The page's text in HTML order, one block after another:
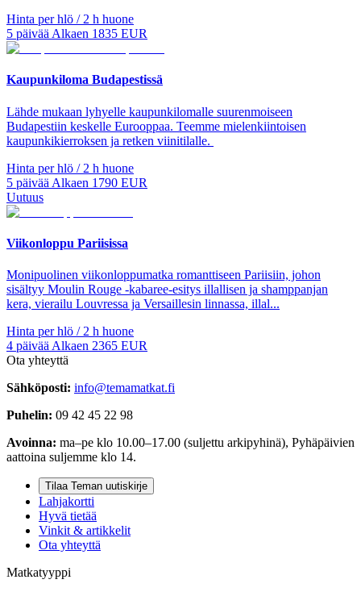
Hinta per hlö / 2 h huone
5 päivää Alkaen 1835 EUR
Kaupunkiloma Budapestissä
Lähde mukaan lyhyelle kaupunkilomalle suurenmoiseen
Budapestiin keskelle Eurooppaa. Teemme mielenkiintoisen
kaupunkikierroksen ja retken viinitilalle.
Hinta per hlö / 2 h huone
5 päivää Alkaen 1790 EUR
Uutuus
Viikonloppu Pariisissa
Monipuolinen viikonloppumatka romanttiseen Pariisiin, johon
sisältyy Moulin Rouge -kabaree-esitys illallisen ja shamppanjan
kera, vierailu Louvressa ja Versaillesin linnassa, illal...
Hinta per hlö / 2 h huone
4 päivää Alkaen 2365 EUR
Ota yhteyttä
Sähköposti: info@temamatkat.fi
Puhelin: 09 42 45 22 98
Avoinna: ma–pe klo 10.00–17.00 (suljettu arkipyhinä), Pyhäpäivien
aattoina suljemme klo 14.
Tilaa Teman uutiskirje
Lahjakortti
Hyvä tietää
Vinkit & artikkelit
Ota yhteyttä
Matkatyyppi